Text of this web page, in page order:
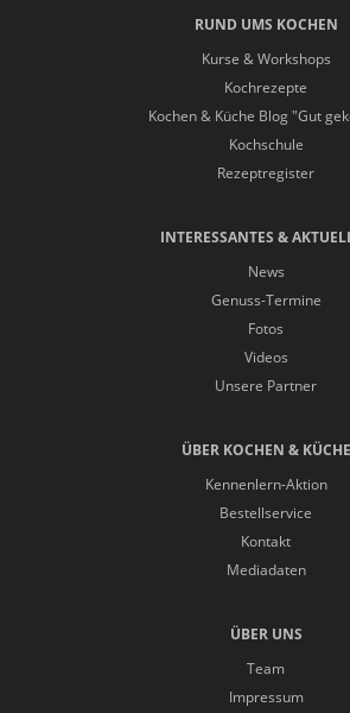
RUND UMS KOCHEN
Kurse & Workshops
Kochrezepte
Kochen & Küche Blog "Gut
Kochschule
Rezeptregister
INTERESSANTES &
News
Genuss-Termine
Fotos
Videos
Unsere Partner
ÜBER KOCHEN & KÜCHE
Kennenlern-Aktion
Bestellservice
Kontakt
Mediadaten
ÜBER UNS
Team
Impressum